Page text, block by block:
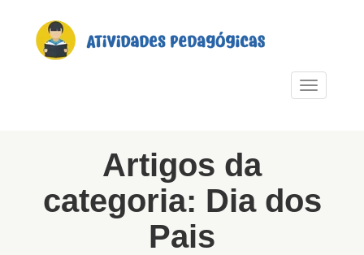
Alternar
Artigos da
categoria: Dia dos
Pais